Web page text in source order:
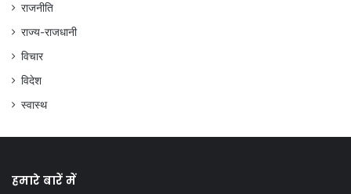
राजनीति
राज्य-राजधानी
विचार
विदेश
स्वास्थ
हमारे बारें में